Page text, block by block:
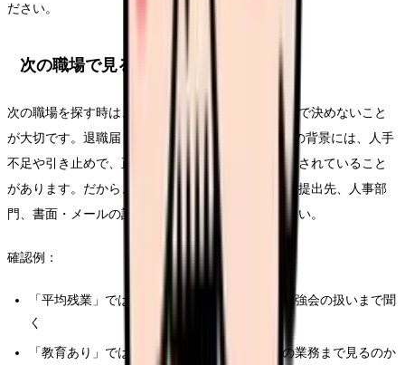
ださい。
次の職場で見るべき条件
次の職場を探す時は、今より良さそうな雰囲気だけで決めないこと
が大切です。退職届 受け取ってもらえない 看護師の背景には、人手
不足や引き止めで、正式な退職手続きが先延ばしにされていること
があります。だから、求人票や面接では退職規程、提出先、人事部
門、書面・メールの記録を具体的に確認してください。
確認例：
「平均残業」ではなく、前残業・記録時間・勉強会の扱いまで聞
く
「教育あり」ではなく、誰が、どの期間、どの業務まで見るのか